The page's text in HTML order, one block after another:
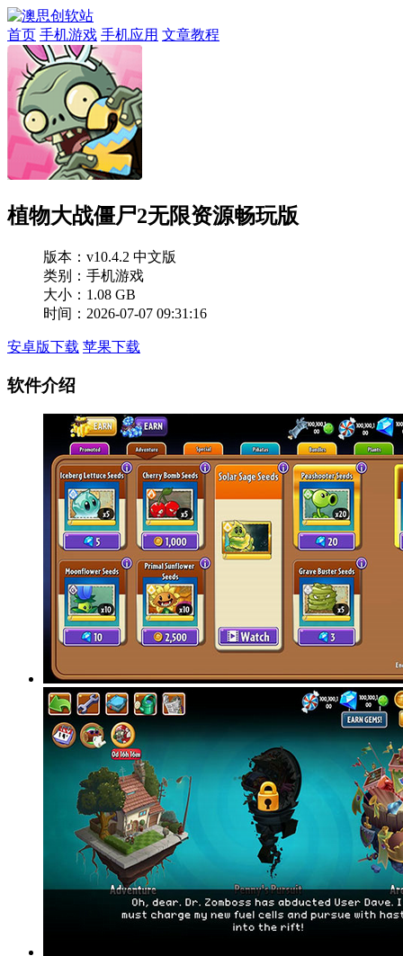
首页 手机游戏 手机应用 文章教程
植物大战僵尸2无限资源畅玩版
版本： v10.4.2 中文版
类别：手机游戏
大小：1.08 GB
时间：2026-07-07 09:31:16
安卓版下载 苹果下载
软件介绍